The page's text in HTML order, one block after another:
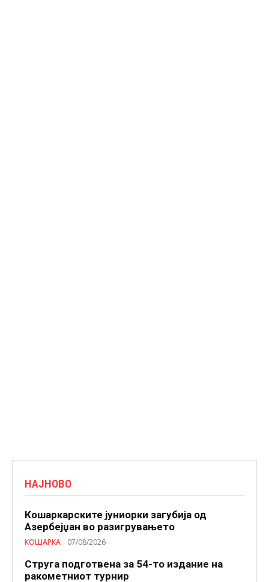
НАЈНОВО
Кошаркарските јуниорки загубија од
Азербејџан во разигрувањето
КОШАРКА 07/08/2026
Струга подготвена за 54-то издание на
ракометниот турнир